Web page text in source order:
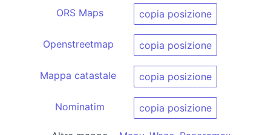
ORS Maps copia posizione
Openstreetmap copia posizione
Mappa catastale copia posizione
Nominatim copia posizione